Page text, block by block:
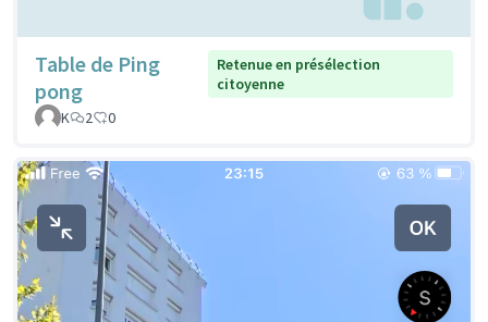
Table de Ping
pong
Retenue en présélection
citoyenne
K
2 0